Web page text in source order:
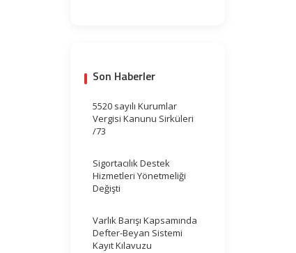
Son Haberler
5520 sayılı Kurumlar
Vergisi Kanunu Sirküleri
/73
Sigortacılık Destek
Hizmetleri Yönetmeliği
Değişti
Varlık Barışı Kapsamında
Defter-Beyan Sistemi
Kayıt Kılavuzu